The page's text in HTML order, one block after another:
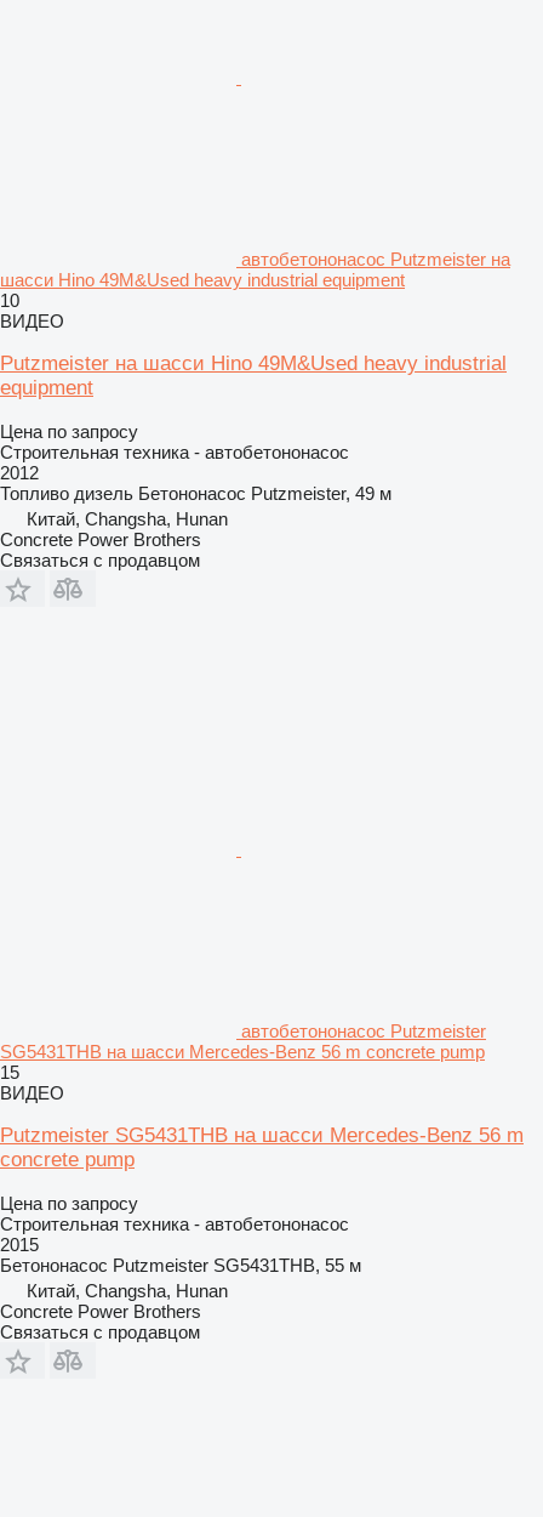
автобетононасос Putzmeister на
шасси Hino 49M&Used heavy industrial equipment
10
ВИДЕО
Putzmeister на шасси Hino 49M&Used heavy industrial
equipment
Цена по запросу
Строительная техника - автобетононасос
2012
Топливо дизель Бетононасос Putzmeister, 49 м
Китай, Changsha, Hunan
Concrete Power Brothers
Связаться с продавцом
автобетононасос Putzmeister
SG5431THB на шасси Mercedes-Benz 56 m concrete pump
15
ВИДЕО
Putzmeister SG5431THB на шасси Mercedes-Benz 56 m
concrete pump
Цена по запросу
Строительная техника - автобетононасос
2015
Бетононасос Putzmeister SG5431THB, 55 м
Китай, Changsha, Hunan
Concrete Power Brothers
Связаться с продавцом